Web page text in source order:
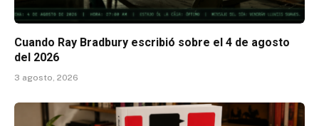
Cuando Ray Bradbury escribió sobre el 4 de agosto
del 2026
3 agosto, 2026